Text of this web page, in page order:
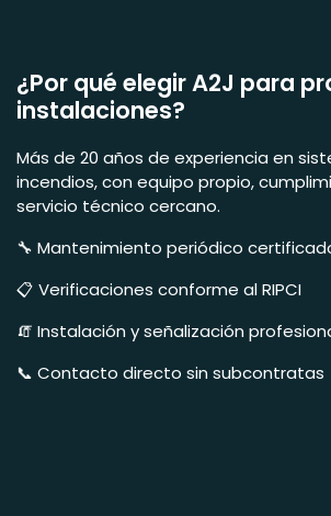
¿Por qué elegir A2J para
instalaciones?
Más de 20 años de experiencia en
incendios, con equipo propio,
servicio técnico cercano.
🔧 Mantenimiento periódico
📋 Verificaciones conforme al RIPCI
🧯 Instalación y señalización
📞 Contacto directo sin subcontratas